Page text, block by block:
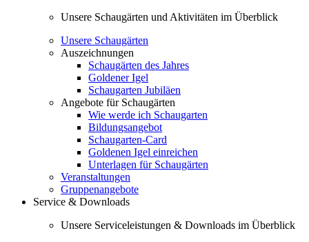
Unsere Schaugärten und Aktivitäten im Überblick
Unsere Schaugärten
Auszeichnungen
Schaugärten des Jahres
Goldener Igel
Schaugarten Jubiläen
Angebote für Schaugärten
Wie werde ich Schaugarten
Bildungsangebot
Schaugarten-Card
Goldenen Igel einreichen
Unterlagen für Schaugärten
Veranstaltungen
Gruppenangebote
Service & Downloads
Unsere Serviceleistungen & Downloads im Überblick